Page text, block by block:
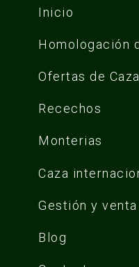
Inicio
Homologación
Ofertas de Caza
Recechos
Monterias
Caza
Gestión y
Blog